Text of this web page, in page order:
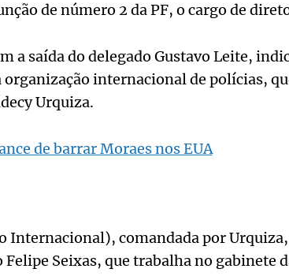
de número 2 da PF, o cargo de
a saída do delegado Gustavo Leite,
internacional de polícias,
Urquiza.
de barrar Moraes nos EUA
Internacional), comandada por
Seixas, que trabalha no gabinete